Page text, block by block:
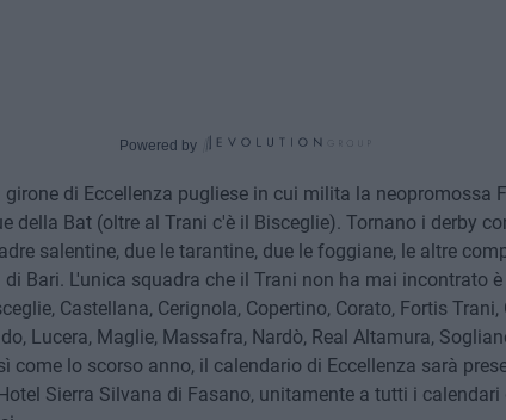
Powered by
di Eccellenza pugliese in cui milita la neopromossa
della Bat (oltre al Trani c'è il Bisceglie). Tornano i derby
salentine, due le tarantine, due le foggiane, le altre
Bari. L'unica squadra che il Trani non ha mai incontrato
Castellana, Cerignola, Copertino, Corato, Fortis
Lucera, Maglie, Massafra, Nardò, Real Altamura,
come lo scorso anno, il calendario di Eccellenza sarà
Sierra Silvana di Fasano, unitamente a tutti i